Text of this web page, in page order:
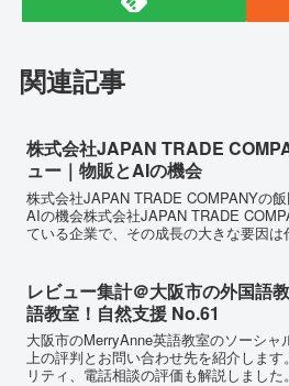
関連記事
株式会社JAPAN TRADE
ュー｜物販とAIの機会
株式会社JAPAN TRADE COMPANYの
AIの機会株式会社JAPAN TRADE
ている企業で、その成長の大きな要因
レビュー集計＠大阪市の外国語
語教室！自然支援 No.61
大阪市のMerryAnne英語教室のソーシャ
上の評判とお問い合わせ先を紹介しま
リティ、電話相談の評価も解説しました。